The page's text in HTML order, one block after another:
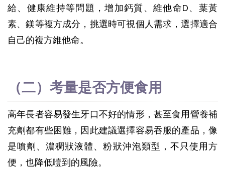
給、健康維持等問題，增加鈣質、維他命D、葉黃
素、鎂等複方成分，挑選時可視個人需求，選擇適合
自己的複方維他命。
（二）考量是否方便食用
高年長者容易發生牙口不好的情形，甚至食用營養補
充劑都有些困難，因此建議選擇容易吞服的產品，像
是噴劑、濃稠狀液體、粉狀沖泡類型，不只使用方
便，也降低噎到的風險。